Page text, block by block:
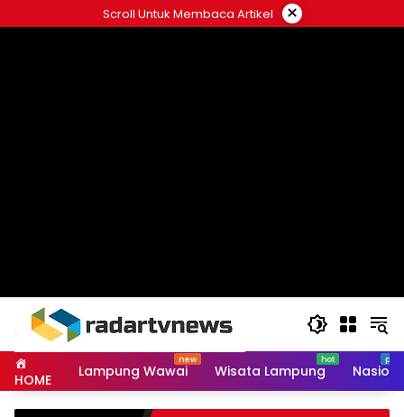
to
Scroll Untuk Membaca Artikel ×
HOME Lampung Wawai Wisata Lampung